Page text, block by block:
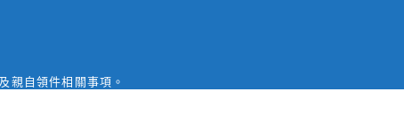
親自領件相關事項。